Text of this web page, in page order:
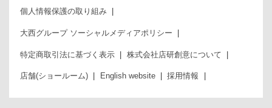
個人情報保護の取り組み
大西グループ ソーシャルメディアポリシー
特定商取引法に基づく表示 株式会社店研創意について
店舗(ショールーム) English website 採用情報